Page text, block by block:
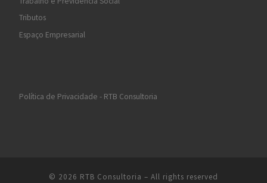
Tributos
Espaço Empresarial
Política de Privacidade - RTB Consultoria
© 2026 RTB Consultoria – All rights reserved